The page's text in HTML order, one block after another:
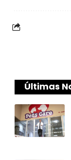
Últimas